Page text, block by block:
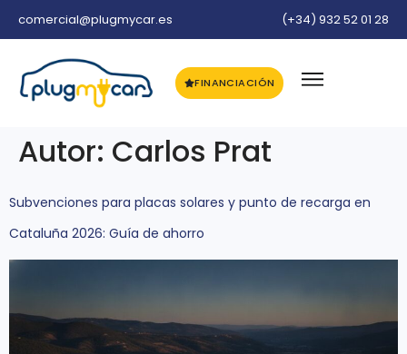
comercial@plugmycar.es (+34) 932 52 01 28
FINANCIACIÓN
Autor: Carlos Prat
Subvenciones para placas solares y punto de recarga en
Cataluña 2026: Guía de ahorro